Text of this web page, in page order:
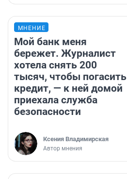
МНЕНИЕ
Мой банк меня
бережет. Журналист
хотела снять 200
тысяч, чтобы погасить
кредит, — к ней домой
приехала служба
безопасности
Ксения Владимирская
Автор мнения